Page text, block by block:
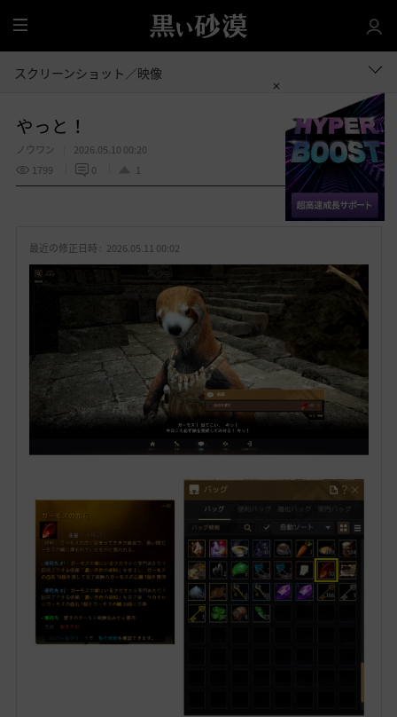
全
体
スクリーンショット／映像
やっと！
ノウワン
2026.05.10 00:20
1799
0 1
お
入
共有する
最近の修正日時 : 2026.05.11 00:02